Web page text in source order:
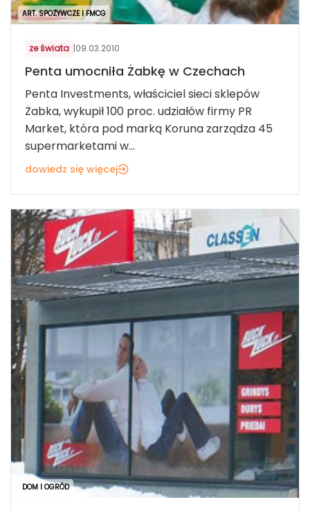
ART. SPOŻYWCZE I FMCG
ze świata |09.03.2010
Penta umocniła Żabkę w Czechach
Penta Investments, właściciel sieci sklepów
Żabka, wykupił 100 proc. udziałów firmy PR
Market, która pod marką Koruna zarządza 45
supermarketami w...
dowiedz się więcej
DOM I OGRÓD